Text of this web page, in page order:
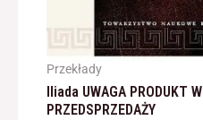
Przekłady
Iliada UWAGA PRODUKT W
PRZEDSPRZEDAŻY